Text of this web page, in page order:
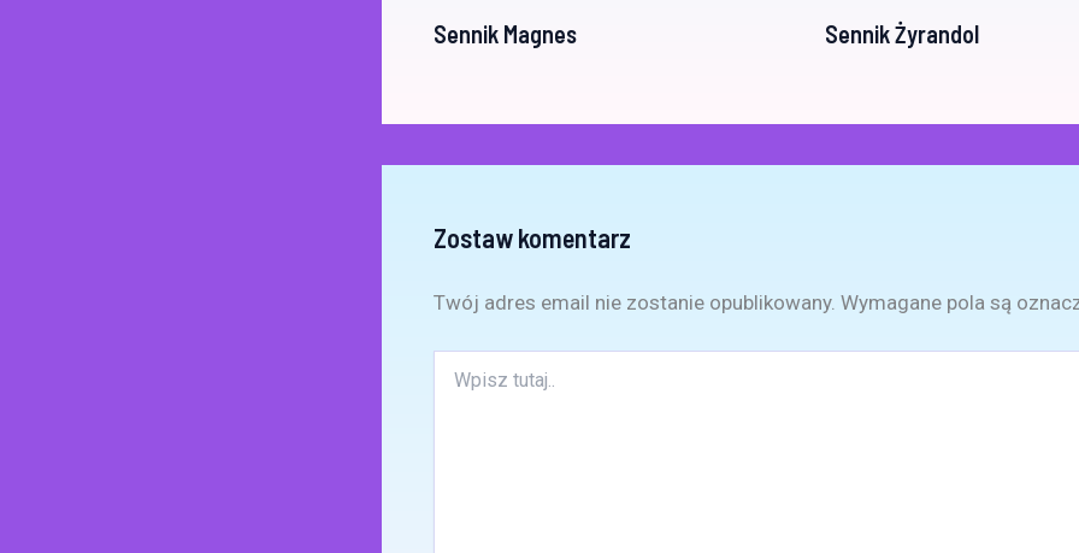
Sennik Magnes Sennik Żyrandol
Zostaw komentarz
Twój adres email nie zostanie opublikowany. Wymagane pola są
tutaj..